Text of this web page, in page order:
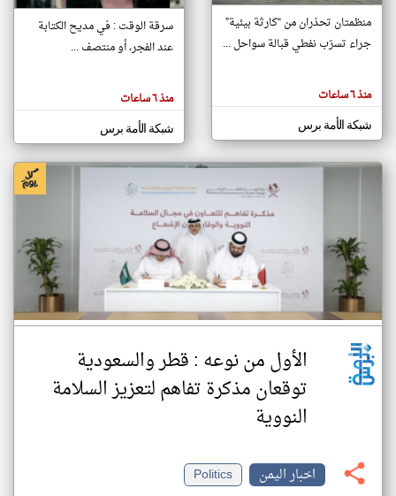
اخبار اليمن على مدار الساعة
أهم اخبار اليمن العاجلة والمباشرة
المقالات
الموجوده
هنا عن
وجهة
نظر
كاتبيها.
منظمتان تحذران من “كارثة بيئية”
جراء تسرّب نفطي قبالة سواحل ...
منذ ٦ ساعات
شبكة الأمة برس
سرقة الوقت : في مديح الكتابة
عند الفجر، أو منتصف ...
منذ ٦ ساعات
شبكة الأمة برس
الأول من نوعه : قطر والسعودية
توقعان مذكرة تفاهم لتعزيز السلامة
النووية
اخبار اليمن
Politics